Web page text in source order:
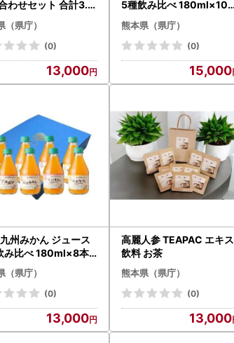
わせセット 合計3.6
ヨーグルト 加糖 砂
用
（県庁）
(0)
13,000
5種飲み比べ 180ml×10
セット
熊本県（県庁）
(0)
15,000
州みかん ジュース
み比べ 180ml×8本
（県庁）
(0)
13,000
高麗人参 TEAPAC エキス
飲料 お茶
熊本県（県庁）
(0)
13,000